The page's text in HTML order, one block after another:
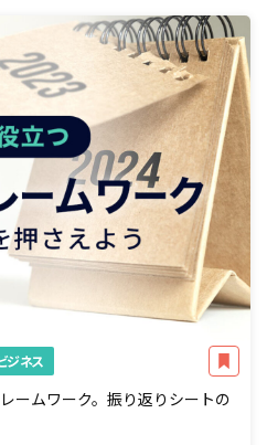
ジネス
ームワーク。振り返りシートの